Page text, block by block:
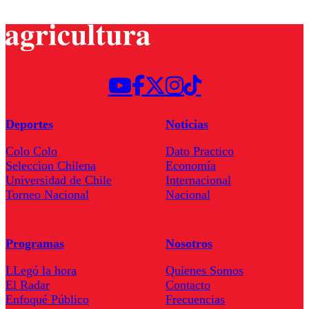
Deportes
Colo Colo
Seleccion Chilena
Universidad de Chile
Torneo Nacional
Noticias
Dato Practico
Economía
Internacional
Nacional
Programas
LLegó la hora
El Radar
Enfoqué Público
Nosotros
Quienes Somos
Contacto
Frecuencias